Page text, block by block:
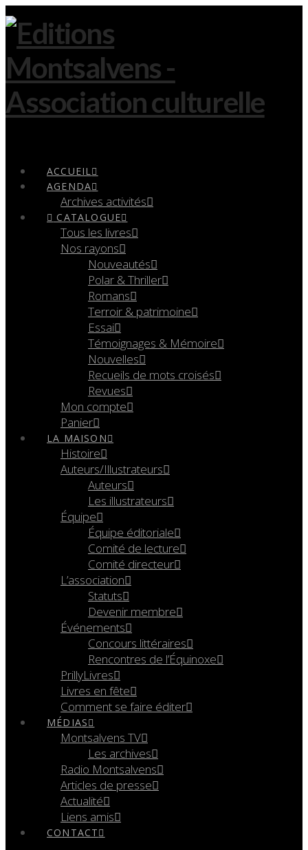
ACCUEIL
AGENDA
Archives activités
CATALOGUE
Tous les livres
Nos rayons
Nouveautés
Polar & Thriller
Romans
Terroir & patrimoine
Essai
Témoignages & Mémoire
Nouvelles
Recueils de mots croisés
Revues
Mon compte
Panier
LA MAISON
Histoire
Auteurs/Illustrateurs
Auteurs
Les illustrateurs
Équipe
Équipe éditoriale
Comité de lecture
Comité directeur
L’association
Statuts
Devenir membre
Événements
Concours littéraires
Rencontres de l’Équinoxe
PrillyLivres
Livres en fête
Comment se faire éditer
MÉDIAS
Montsalvens TV
Les archives
Radio Montsalvens
Articles de presse
Actualité
Liens amis
CONTACT